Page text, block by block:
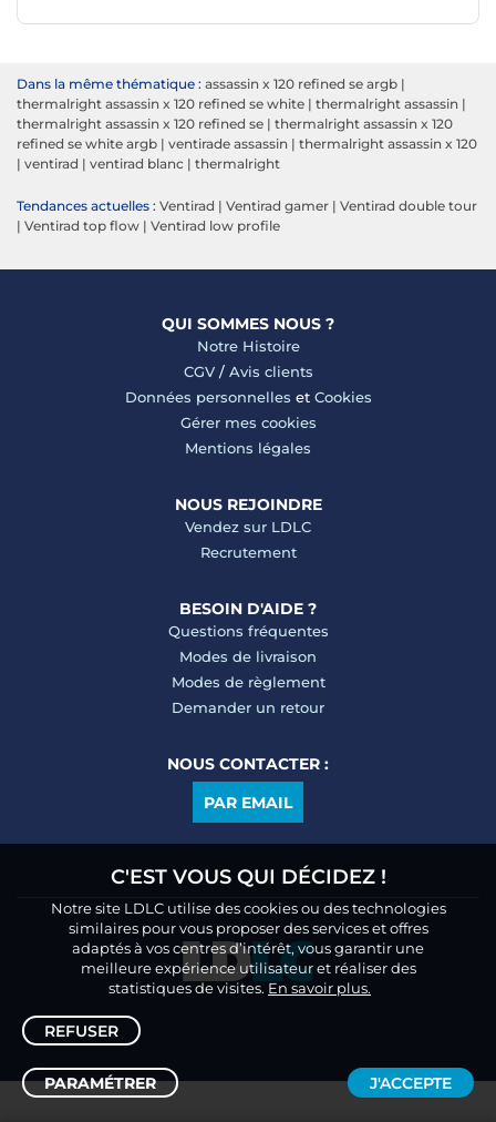
Dans la même thématique : assassin x 120 refined se argb |
thermalright assassin x 120 refined se white | thermalright assassin |
thermalright assassin x 120 refined se | thermalright assassin x 120
refined se white argb | ventirade assassin | thermalright assassin x 120
| ventirad | ventirad blanc | thermalright
Tendances actuelles : Ventirad | Ventirad gamer | Ventirad double tour
| Ventirad top flow | Ventirad low profile
QUI SOMMES NOUS ?
Notre Histoire
CGV/ Avis clients
Données personnelles et Cookies
Gérer mes cookies
Mentions légales
NOUS REJOINDRE
Vendez sur LDLC
Recrutement
BESOIN D'AIDE ?
Questions fréquentes
Modes de livraison
Modes de règlement
Demander un retour
NOUS CONTACTER :
PAR EMAIL
C'EST VOUS QUI DÉCIDEZ !
Notre site LDLC utilise des cookies ou des technologies
similaires pour vous proposer des services et offres
adaptés à vos centres d’intérêt, vous garantir une
meilleure expérience utilisateur et réaliser des
statistiques de visites. En savoir plus.
REFUSER
PARAMÉTRER J'ACCEPTE